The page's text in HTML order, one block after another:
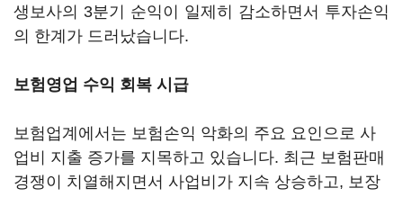
생보사의 3분기 순익이 일제히 감소하면서 투자손익
의 한계가 드러났습니다.
보험영업 수익 회복 시급
보험업계에서는 보험손익 악화의 주요 요인으로 사
업비 지출 증가를 지목하고 있습니다. 최근 보험판매
경쟁이 치열해지면서 사업비가 지속 상승하고, 보장